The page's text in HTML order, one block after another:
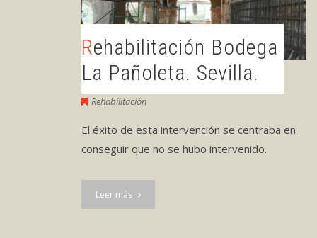
Rehabilitación Bodega
La Pañoleta. Sevilla.
Rehabilitación
El éxito de esta intervención se centraba en
conseguir que no se hubo intervenido.
Leer más